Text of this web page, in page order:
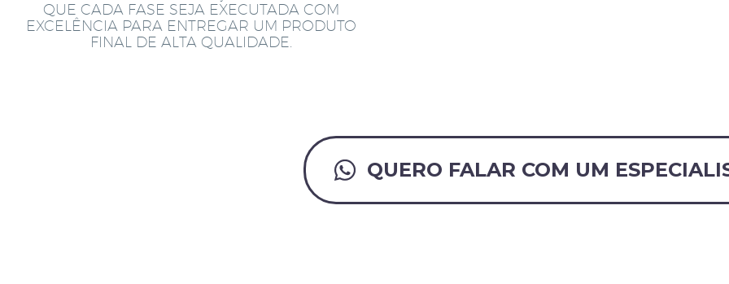
QUE CADA FASE SEJA EXECUTADA COM
EXCELÊNCIA PARA ENTREGAR UM PRODUTO
FINAL DE ALTA QUALIDADE.
QUERO FALAR COM UM